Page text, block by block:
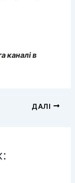
каналі в
ДАЛІ